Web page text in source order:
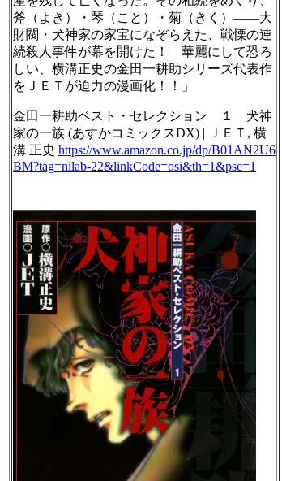
斧（よき）・琴（こと）・菊（きく）――大
財閥・犬神家の家宝になぞらえた、戦慄の連
続殺人事件が幕を開けた！ 華麗にして恐ろ
しい、横溝正史の金田一耕助シリーズ代表作
をＪＥＴが迫力の漫画化！！」
金田一耕助ベスト・セレクション １ 犬神
家の一族 (あすかコミックスDX) | ＪＥＴ, 横
溝 正史 https://www.amazon.co.jp/dp/B01AN2U6
BM?tag=nilab-22&linkCode=osi&th=1&psc=1